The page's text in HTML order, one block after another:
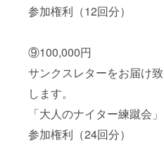
参加権利（12回分）
⑨100,000円
サンクスレターをお届け致
します。
「大人のナイター練蹴会」
参加権利（24回分）